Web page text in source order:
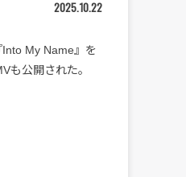
2025.10.22
My Name』を
も公開された。